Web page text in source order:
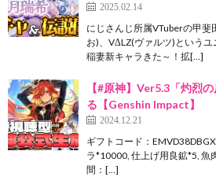
2025.02.14
にじさんじ所属VTuberの甲斐
お)、VΔLZ(ヴァルツ)というユ
稲妻新キャラきた～！拡[…]
【#原神】Ver5.3「灼烈
る【Genshin Impact】
2024.12.21
ギフトコード：
ラ*10000, 仕上げ用良鉱*5, 魚
間：[…]